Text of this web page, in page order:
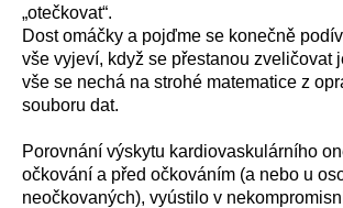
„otečkovat“.
Dost omáčky a pojďme se konečně
vše vyjeví, když se přestanou zveličovat
vše se nechá na strohé matematice z
souboru dat.
Porovnání výskytu kardiovaskulárního
očkování a před očkováním (a nebo u
neočkovaných), vyústilo v